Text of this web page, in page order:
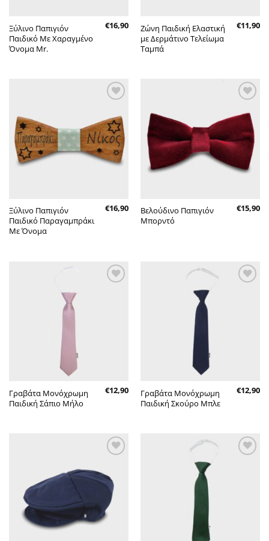
Ξύλινο Παπιγιόν
Παιδικό Με Χαραγμένο
Όνομα Mr.
€16,90
Ζώνη Παιδική Ελαστική
με Δερμάτινο Τελείωμα
Ταμπά
€11,90
στην λίστα
επιθυμητών
Ξύλινο Παπιγιόν
Παιδικό Παραγαμπράκι
Με Όνομα
€16,90
στην λίστα
επιθυμητών
Βελούδινο Παπιγιόν
Μπορντό
€15,90
Γραβάτα Μονόχρωμη
Παιδική Σάπιο Μήλο
€12,90
Γραβάτα Μονόχρωμη
Παιδική Σκούρο Μπλε
€12,90
στην λίστα
επιθυμητών